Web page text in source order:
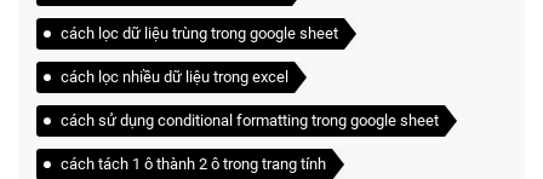
cách lọc dữ liệu trùng trong google sheet
cách lọc nhiều dữ liệu trong excel
cách sử dụng conditional formatting trong google sheet
cách tách 1 ô thành 2 ô trong trang tính